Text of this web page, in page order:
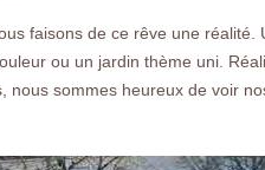
faisons de ce rêve une
ou un jardin thème uni.
sommes heureux de voir